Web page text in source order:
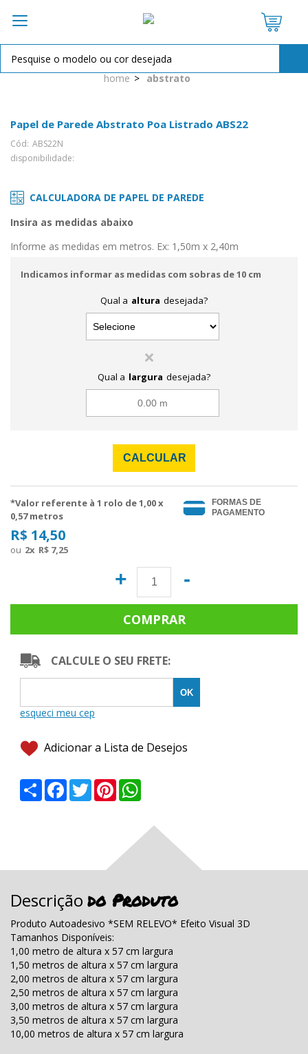
home abstrato
Papel de Parede Abstrato Poa Listrado ABS22
Cód: ABS22N
disponibilidade:
CALCULADORA DE PAPEL DE PAREDE
Insira as medidas abaixo
Informe as medidas em metros. Ex: 1,50m x 2,40m
Indicamos informar as medidas com sobras de 10 cm
Qual a altura desejada?
Qual a largura desejada?
CALCULAR
*Valor referente à 1 rolo de1,00x
0,57 metros
R$ 14,50
2x R$ 7,25
FORMAS DE
PAGAMENTO
OPÇÕES DE PARCELAMENTO:
à vista R$ 14,50
+ -
CALCULE O SEU FRETE:
Adicionar a Lista de Desejos
ShareFacebook
TwitterPinterest
Descrição do Produto
Produto Autoadesivo *SEM RELEVO* Efeito Visual 3D
Tamanhos Disponíveis:
1,00 metro de altura x 57 cm largura
1,50 metros de altura x 57 cm largura
2,00 metros de altura x 57 cm largura
2,50 metros de altura x 57 cm largura
3,00 metros de altura x 57 cm largura
3,50 metros de altura x 57 cm largura
10,00 metros de altura x 57 cm largura